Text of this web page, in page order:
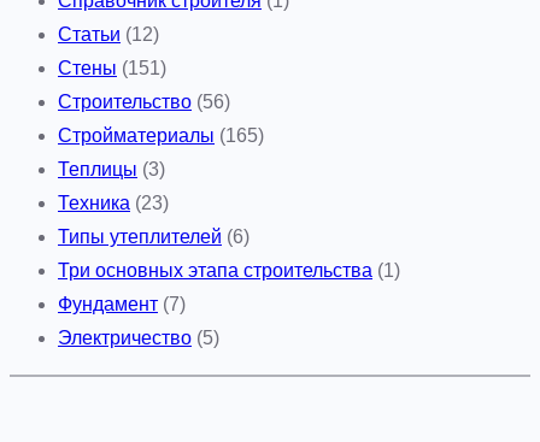
Статьи (12)
Стены (151)
Строительство (56)
Стройматериалы (165)
Теплицы (3)
Техника (23)
Типы утеплителей (6)
Три основных этапа строительства (1)
Фундамент (7)
Электричество (5)